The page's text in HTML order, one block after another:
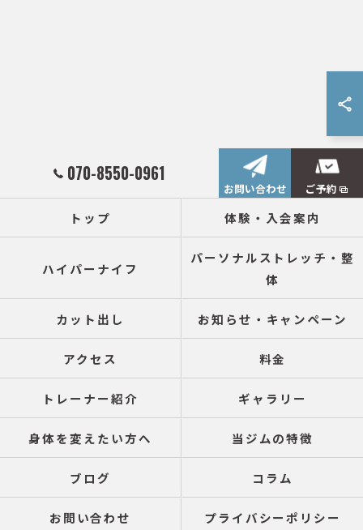
070-8550-0961
お問い合わせ ご予約
トップ 体験・入会案内
ハイパーナイフ
パーソナルストレッチ・整
体
カット出し お知らせ・キャンペーン
アクセス 料金
トレーナー紹介 ギャラリー
身体を変えたい方へ 当ジムの特徴
ブログ コラム
お問い合わせ プライバシーポリシー